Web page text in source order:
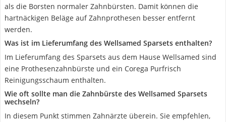
als die Borsten normaler Zahnbürsten. Damit können die
hartnäckigen Beläge auf Zahnprothesen besser entfernt
werden.
Was ist im Lieferumfang des Wellsamed Sparsets enthalten?
Im Lieferumfang des Sparsets aus dem Hause Wellsamed sind
eine Prothesenzahnbürste und ein Corega Purfrisch
Reinigungsschaum enthalten.
Wie oft sollte man die Zahnbürste des Wellsamed Sparsets
wechseln?
In diesem Punkt stimmen Zahnärzte überein. Sie empfehlen,